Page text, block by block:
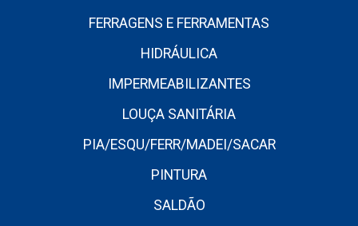
FERRAGENS E FERRAMENTAS
HIDRÁULICA
IMPERMEABILIZANTES
LOUÇA SANITÁRIA
PIA/ESQU/FERR/MADEI/SACAR
PINTURA
SALDÃO